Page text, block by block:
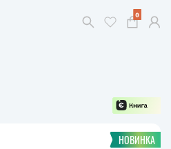
0
НОВИНКА